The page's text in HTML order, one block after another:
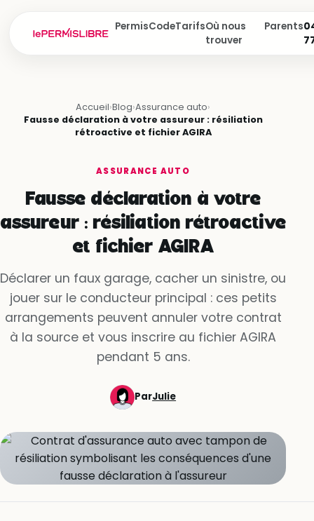
PermisCodeTarifsOù nous
trouver
Parents
Accueil›Blog›Assurance auto›
Fausse déclaration à votre assureur : résiliation
rétroactive et fichier AGIRA
ASSURANCE AUTO
Fausse déclaration à votre
assureur : résiliation rétroactive
et fichier AGIRA
Déclarer un faux garage, cacher un sinistre, ou
jouer sur le conducteur principal : ces petits
arrangements peuvent annuler votre contrat
à la source et vous inscrire au fichier AGIRA
pendant 5 ans.
ParJulie